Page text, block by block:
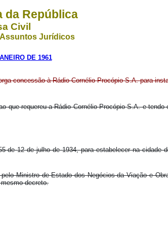
da República
Civil
Jurídicos
DE 1961
concessão à Rádio Cornélio Procópio S.A. para
que requereu a Rádio Cornélio Procópio S.A. e
12 de julho de 1934, para estabelecer na cidade
Ministro de Estado dos Negócios da Viação e
decreto.